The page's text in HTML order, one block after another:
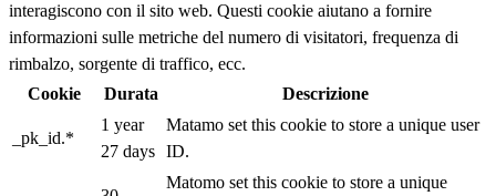
interagiscono con il sito web. Questi cookie aiutano a fornire
informazioni sulle metriche del numero di visitatori, frequenza di
rimbalzo, sorgente di traffico, ecc.
Cookie
Durata Descrizione
_pk_id.*
1 year
27 days
Matamo set this cookie to store a unique user
ID.
Matomo set this cookie to store a unique